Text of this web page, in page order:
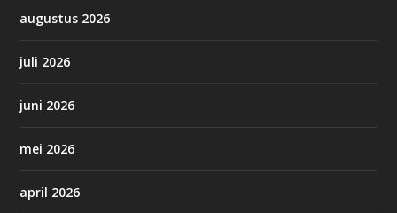
augustus 2026
juli 2026
juni 2026
mei 2026
april 2026